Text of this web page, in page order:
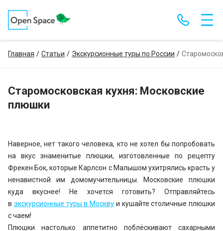
Главная Статьи Экскурсионные туры по России
Старомосковская кухня: Московские
плюшки
Наверное, нет такого человека, кто не хотел бы попробовать
на вкус знаменитые плюшки, изготовленные по рецепту
Фрекен Бок, которые Карлсон с Малышом ухитрялись красть у
ненавистной им домомучительницы. Московские плюшки
куда вкуснее! Не хочется готовить? Отправляйтесь
в экскурсионные туры в Москву и кушайте столичные плюшки
с чаем!
Плюшки настолько аппетитно поблёскивают сахарными